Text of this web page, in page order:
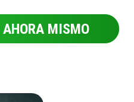
AHORA MISMO